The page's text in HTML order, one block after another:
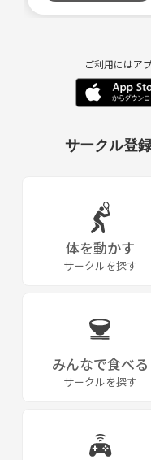
ご利用にはア
サークル登
体を動かす
サークルを探す
みんなで食べる
サークルを探す